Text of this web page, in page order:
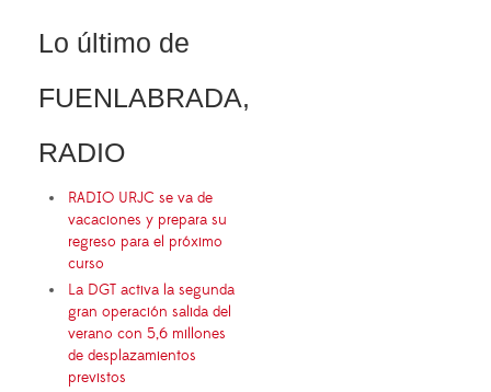
Lo último de
FUENLABRADA,
RADIO
RADIO URJC se va de
vacaciones y prepara su
regreso para el próximo
curso
La DGT activa la segunda
gran operación salida del
verano con 5,6 millones
de desplazamientos
previstos